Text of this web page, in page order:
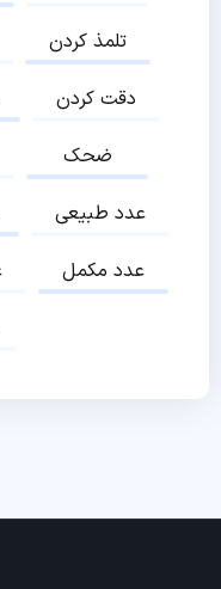
تلمذ کردن
دقت کردن
ضحک
عدد طبیعی
عدد مکمل